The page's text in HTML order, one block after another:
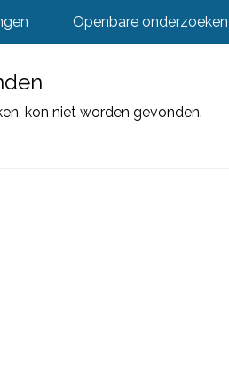
Openbare onderzoeken
kon niet worden gevonden.